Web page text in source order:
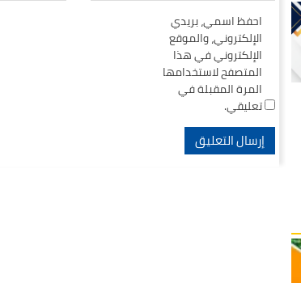
احفظ اسمي، بريدي
الإلكتروني، والموقع
الإلكتروني في هذا
المتصفح لاستخدامها
المرة المقبلة في
تعليقي.